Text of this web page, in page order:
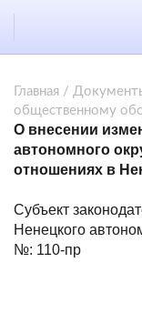
Главная /
общественному
О внесении
автономного
отношениях в
Субъект
Ненецкого
№: 110-пр